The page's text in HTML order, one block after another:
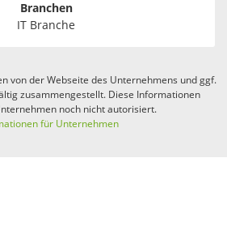
Branchen
IT Branche
von der Webseite des Unternehmens und ggf.
zusammengestellt. Diese Informationen
noch nicht autorisiert.
für Unternehmen